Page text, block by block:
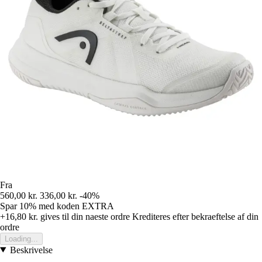
Fra
560,00 kr. 336,00 kr. -40%
Spar 10% med koden EXTRA
+16,80 kr. gives til din naeste ordre Krediteres efter bekraeftelse af din
ordre
Loading...
Beskrivelse